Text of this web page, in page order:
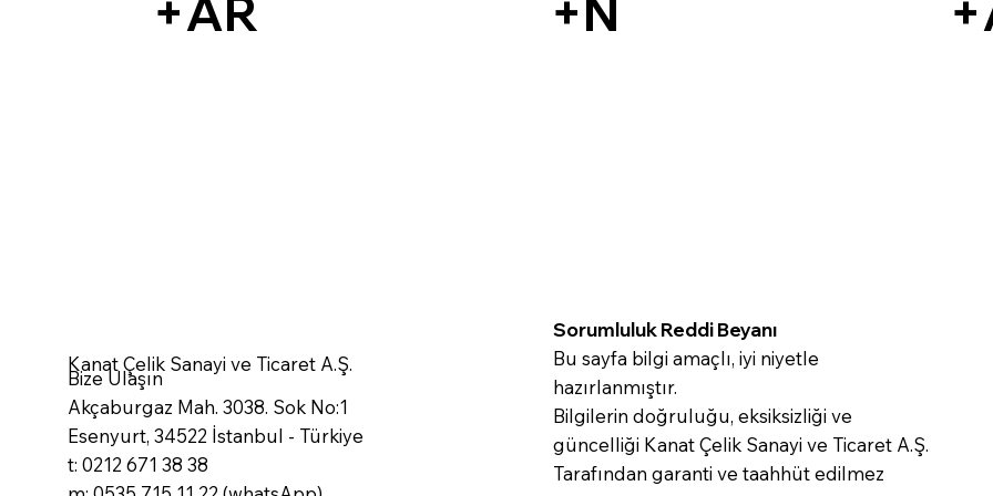
+AR +N
Kanat Çelik Sanayi ve Ticaret A.Ş.
Bize Ulaşın
Akçaburgaz Mah. 3038. Sok No:1
Esenyurt, 34522 İstanbul - Türkiye
t: 0212 671 38 38
Sorumluluk Reddi Beyanı
Bu sayfa bilgi amaçlı, iyi niyetle
hazırlanmıştır.
Bilgilerin doğruluğu, eksiksizliği ve
güncelliği Kanat Çelik Sanayi ve Ticaret A.Ş.
Tarafından garanti ve taahhüt edilmez